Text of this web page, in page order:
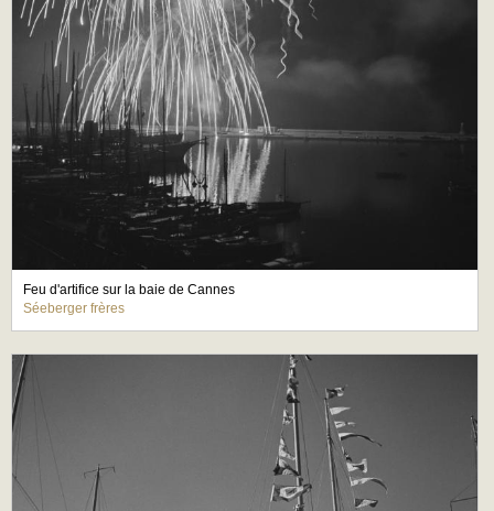
Feu d'artifice sur la baie de Cannes
Séeberger frères